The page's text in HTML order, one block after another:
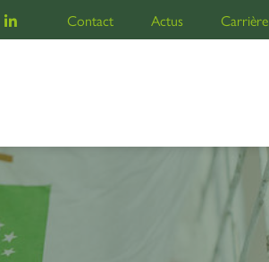
Contact Actus Carrière